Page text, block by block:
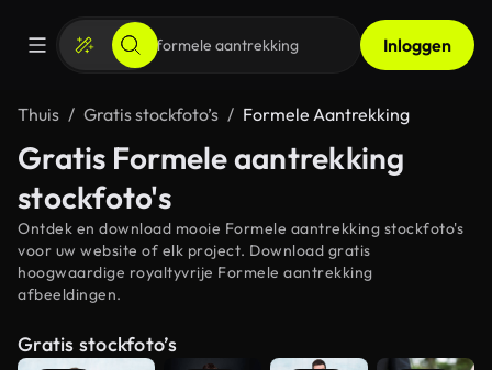
Inloggen
Thuis Gratis stockfoto’s Formele Aantrekking
Gratis Formele aantrekking
stockfoto's
Ontdek en download mooie Formele aantrekking stockfoto's
voor uw website of elk project. Download gratis
hoogwaardige royaltyvrije Formele aantrekking
afbeeldingen.
Gratis stockfoto’s